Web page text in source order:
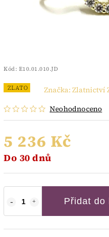
Kód: E10.01.010.JD
ZLATO
Neohodnoceno
Značka: Zlatnictví
5 236 Kč
Do 30 dnů
Přidat do